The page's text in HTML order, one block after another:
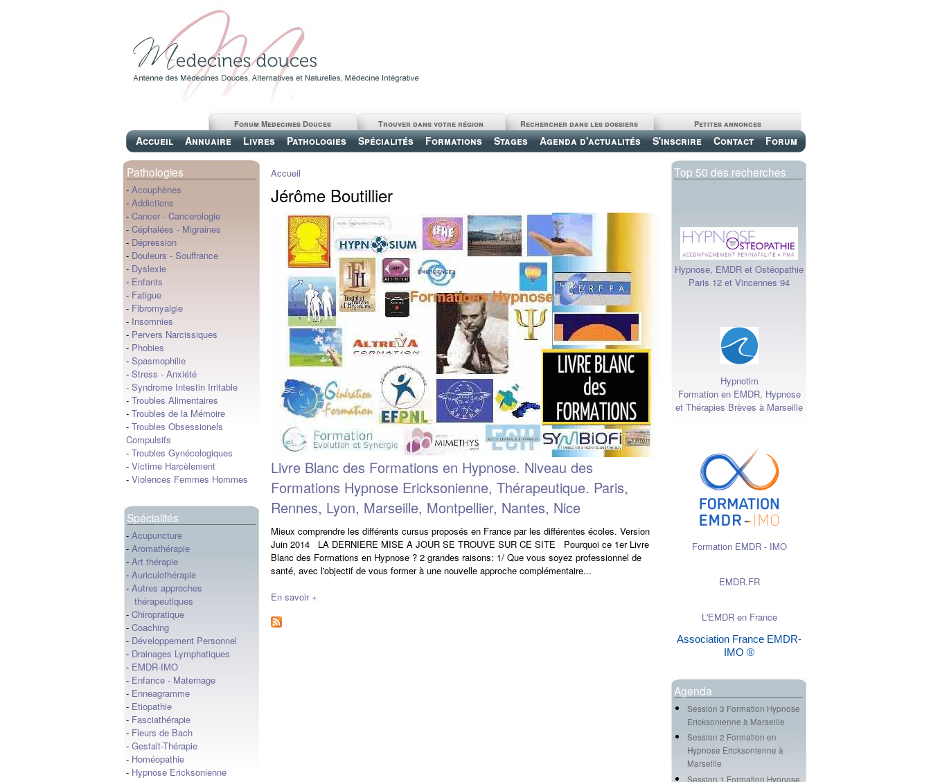
Accueil Annuaire Livres Pathologies Spécialités Formations Stages Agenda d'actualités S'inscrire Contact Forum
Petites annonces
Rechercher dans les dossiers
Trouver dans votre région
Forum Medecines Douces
Pathologies
- Acouphènes
- Addictions
- Cancer - Cancerologie
- Céphalées - Migraines
- Dépression
- Douleurs - Souffrance
- Dyslexie
- Enfants
- Fatigue
- Fibromyalgie
- Insomnies
- Pervers Narcissiques
- Phobies
- Spasmophilie
- Stress - Anxiété
- Syndrome Intestin Irritable
- Troubles Alimentaires
- Troubles de la Mémoire
- Troubles Obsessionels
Compulsifs
- Troubles Gynécologiques
- Victime Harcèlement
- Violences Femmes Hommes
Spécialités
- Acupuncture
- Aromathérapie
- Art thérapie
- Auriculothérapie
- Autres approches
thérapeutiques
- Chiropratique
- Coaching
- Développement Personnel
- Drainages Lymphatiques
- EMDR-IMO
- Enfance - Maternage
- Enneagramme
- Etiopathie
- Fasciathérapie
- Fleurs de Bach
- Gestalt-Thérapie
- Homéopathie
- Hypnose Ericksonienne
Accueil
Jérôme Boutillier
Livre Blanc des Formations en Hypnose. Niveau des
Formations Hypnose Ericksonienne, Thérapeutique. Paris,
Rennes, Lyon, Marseille, Montpellier, Nantes, Nice
Mieux comprendre les différents cursus proposés en France par les différentes écoles. Version
Juin 2014 LA DERNIERE MISE A JOUR SE TROUVE SUR CE SITE Pourquoi ce 1er Livre
Blanc des Formations en Hypnose ? 2 grandes raisons: 1/ Que vous soyez professionnel de
santé, avec l'objectif de vous former à une nouvelle approche complémentaire...
En savoir +
Top 50 des recherches
Hypnose, EMDR et Ostéopathie
Paris 12 et Vincennes 94
Hypnotim
Formation en EMDR, Hypnose
et Thérapies Brèves à Marseille
Formation EMDR - IMO
EMDR.FR
L'EMDR en France
Association France EMDR-
IMO ®
Agenda
Session 3 Formation Hypnose
Ericksonienne à Marseille
Session 2 Formation en
Hypnose Ericksonienne à
Marseille
Session 1 Formation Hypnose